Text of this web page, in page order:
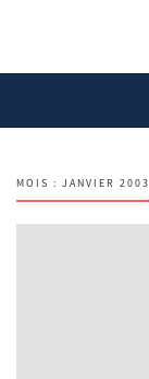
MOIS : JANVIER 2003